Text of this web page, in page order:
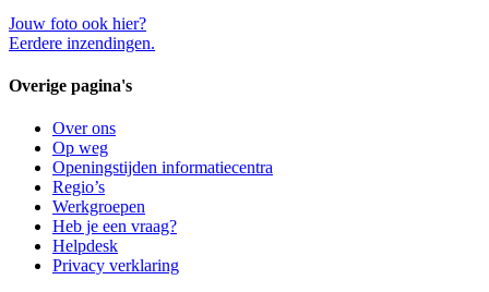
Jouw foto ook hier?
Eerdere inzendingen.
Overige pagina's
Over ons
Op weg
Openingstijden informatiecentra
Regio’s
Werkgroepen
Heb je een vraag?
Helpdesk
Privacy verklaring